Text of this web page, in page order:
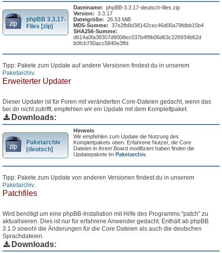
phpBB 3.3.17-
Files [zip]
Dateiname: phpBB-3.3.17-deutsch-files.zip
Version: 3.3.17
Dateigröße: 26.53 MiB
MD5-Summe: 37e2fb8d38142cec46d00a79fdbb15b4
SHA256-Summe:
d614a0fa38307d9008ec037b4f9b06d63c226934b62d
b0fcb790acc5840e3ffd
Tipp: Pakete zum Update auf andere Versionen findest du in unserem
Paketarchiv.
Erweiterter Updater
Dieser Updater ist für Foren mit veränderten Core-Dateien gedacht, wenn das
bei dir nicht zutrifft, empfehlen wir ein Update mit dem Komplettpaket.
Downloads:
Paketarchiv
[deutsch]
Hinweis
Wir empfehlen zum Update die Nutzung des
Komplettpakets oben. Erfahrene Nutzer, die Core
Dateien in ihrem Board modifiziert haben finden die
Updatepakete imPaketarchiv
Tipp: Pakete zum Update von anderen Versionen findest du in unserem
Paketarchiv
Patchfiles
Wird benötigt um eine phpBB-Installation mit Hilfe des Programms "patch" zu
aktualisieren. Dies ist nur für erfahrene Anwender gedacht. Enthält ab phpBB
3.1.0 sowohl die Änderungen für die Core Dateien als auch die deutschen
Sprachdateien.
Downloads: